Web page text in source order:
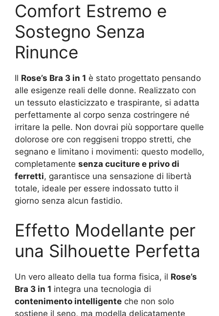
Comfort Estremo e
Sostegno Senza
Rinunce
Il Rose’s Bra 3 in 1 è stato progettato pensando
alle esigenze reali delle donne. Realizzato con
un tessuto elasticizzato e traspirante, si adatta
perfettamente al corpo senza costringere né
irritare la pelle. Non dovrai più sopportare quelle
dolorose ore con reggiseni troppo stretti, che
segnano e limitano i movimenti: questo modello,
completamente senza cuciture e privo di
ferretti, garantisce una sensazione di libertà
totale, ideale per essere indossato tutto il
giorno senza alcun fastidio.
Effetto Modellante per
una Silhouette Perfetta
Un vero alleato della tua forma fisica, il Rose’s
Bra 3 in 1 integra una tecnologia di
contenimento intelligente che non solo
sostiene il seno, ma modella delicatamente